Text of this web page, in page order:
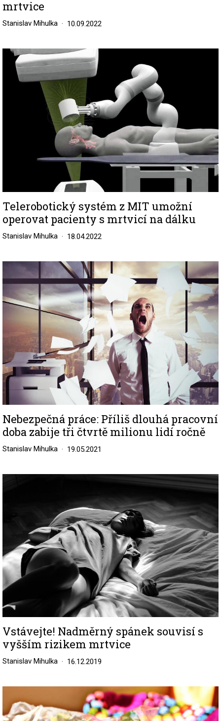
mrtvice
Stanislav Mihulka 10.09.2022
Image
Telerobotický systém z MIT umožní
operovat pacienty s mrtvicí na dálku
Stanislav Mihulka 18.04.2022
Image
Nebezpečná práce: Příliš dlouhá pracovní
doba zabije tři čtvrtě milionu lidí ročně
Stanislav Mihulka 19.05.2021
Vstávejte! Nadměrný spánek souvisí s
vyšším rizikem mrtvice
Stanislav Mihulka 16.12.2019